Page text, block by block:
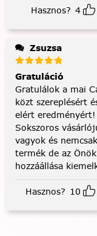
Hasznos? 4
Zsuzsa
Gratuláció
Gratulálok a mai
közt szereplésért
elért eredményért!
Sokszoros
vagyok és
termék de az Önök
hozzáállása
Hasznos? 10